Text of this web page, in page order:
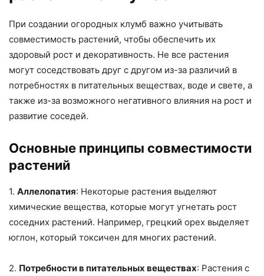
При создании огородных клумб важно учитывать
совместимость растений, чтобы обеспечить их
здоровый рост и декоративность. Не все растения
могут соседствовать друг с другом из-за различий в
потребностях в питательных веществах, воде и свете, а
также из-за возможного негативного влияния на рост и
развитие соседей.
Основные принципы совместимости
растений
1. Аллелопатия: Некоторые растения выделяют
химические вещества, которые могут угнетать рост
соседних растений. Например, грецкий орех выделяет
юглон, который токсичен для многих растений.
2. Потребности в питательных веществах: Растения с